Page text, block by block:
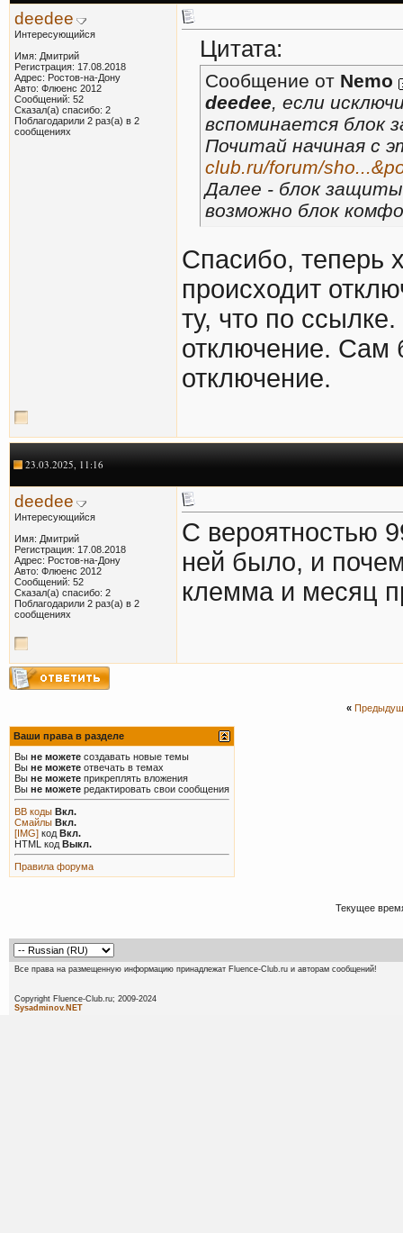
deedee
Интересующийся
Имя: Дмитрий
Регистрация: 17.08.2018
Адрес: Ростов-на-Дону
Авто: Флюенс 2012
Сообщений: 52
Сказал(а) спасибо: 2
Поблагодарили 2 раз(а) в 2
сообщениях
Цитата:
Сообщение от Nemo
deedee, если
вспоминается
Почитай начиная с
club.ru/forum/
Далее - блок
возможно блок
Спасибо, теперь
происходит
ту, что по
отключение. Сам
отключение.
23.03.2025, 11:16
deedee
Интересующийся
Имя: Дмитрий
Регистрация: 17.08.2018
Адрес: Ростов-на-Дону
Авто: Флюенс 2012
Сообщений: 52
Сказал(а) спасибо: 2
Поблагодарили 2 раз(а) в 2
сообщениях
С вероятностью
ней было, и
клемма и месяц
«
Ваши права в разделе
Вы не можете создавать новые темы
Вы не можете отвечать в темах
Вы не можете прикреплять вложения
Вы не можете редактировать свои сообщения
BB коды Вкл.
Смайлы Вкл.
[IMG] код Вкл.
HTML код Выкл.
Правила форума
Текущее
Все права на размещенную информацию принадлежат Fluence-Club.ru и авторам сообщений!
Copyright Fluence-Club.ru;
Sysadminov.NET